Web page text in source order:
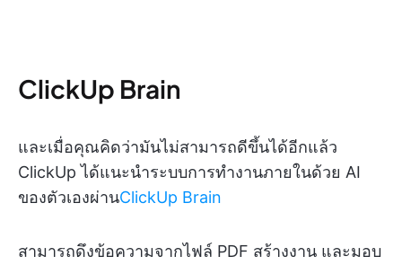
ClickUp Brain
และเมื่อคุณคิดว่ามันไม่สามารถดีขึ้นได้อีกแล้ว
ClickUp ได้แนะนำระบบการทำงานภายในด้วย AI
ของตัวเองผ่านClickUp Brain
สามารถดึงข้อความจากไฟล์ PDF สร้างงาน และมอบ